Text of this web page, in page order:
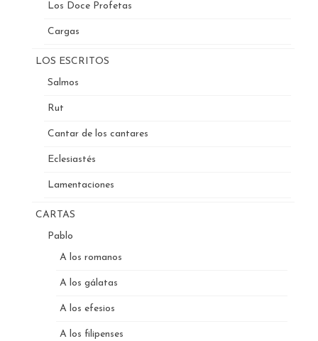
Los Doce Profetas
Cargas
LOS ESCRITOS
Salmos
Rut
Cantar de los cantares
Eclesiastés
Lamentaciones
CARTAS
Pablo
A los romanos
A los gálatas
A los efesios
A los filipenses